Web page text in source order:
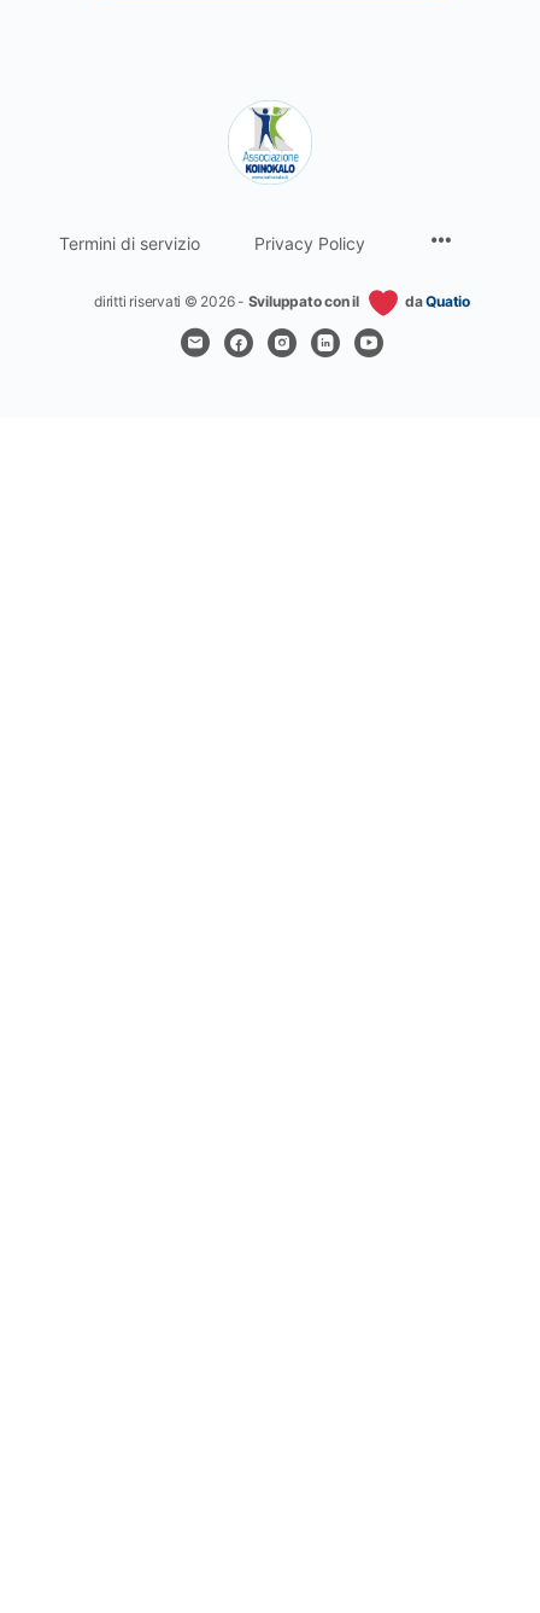
Termini di servizio Privacy Policy
diritti riservati © 2026 - Sviluppato con il daQuatio